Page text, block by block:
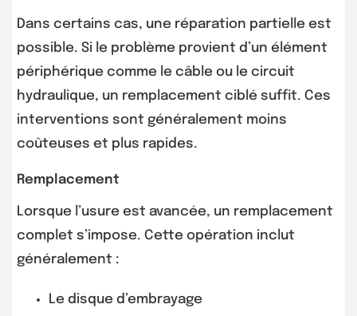
Dans certains cas, une réparation partielle est
possible. Si le problème provient d’un élément
périphérique comme le câble ou le circuit
hydraulique, un remplacement ciblé suffit. Ces
interventions sont généralement moins
coûteuses et plus rapides.
Remplacement
Lorsque l’usure est avancée, un remplacement
complet s’impose. Cette opération inclut
généralement :
Le disque d’embrayage